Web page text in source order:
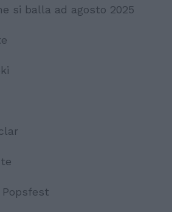
si balla ad agosto 2025
Popsfest